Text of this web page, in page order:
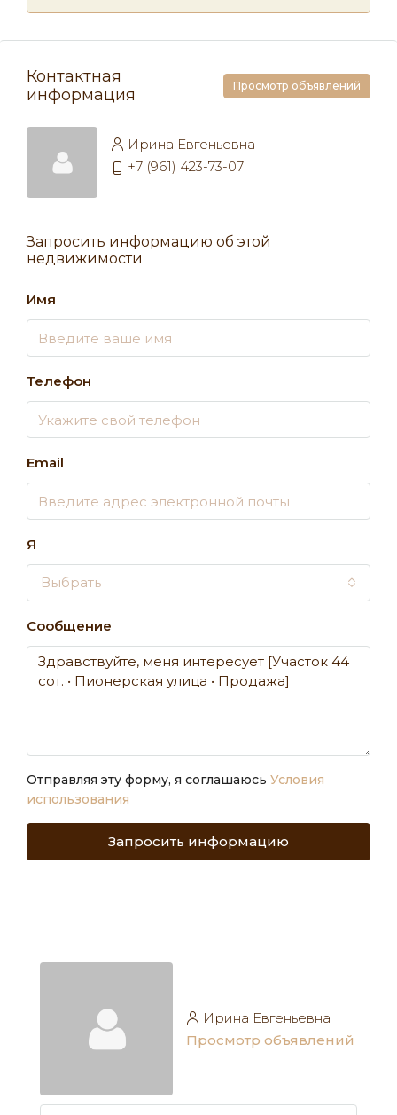
Контактная
информация
Просмотр объявлений
Ирина Евгеньевна
+7 (961) 423-73-07
Запросить информацию об этой
недвижимости
Имя
Телефон
Email
Я
Выбрать
Сообщение
Отправляя эту форму, я соглашаюсь Условия
использования
Запросить информацию
Ирина Евгеньевна
Просмотр объявлений